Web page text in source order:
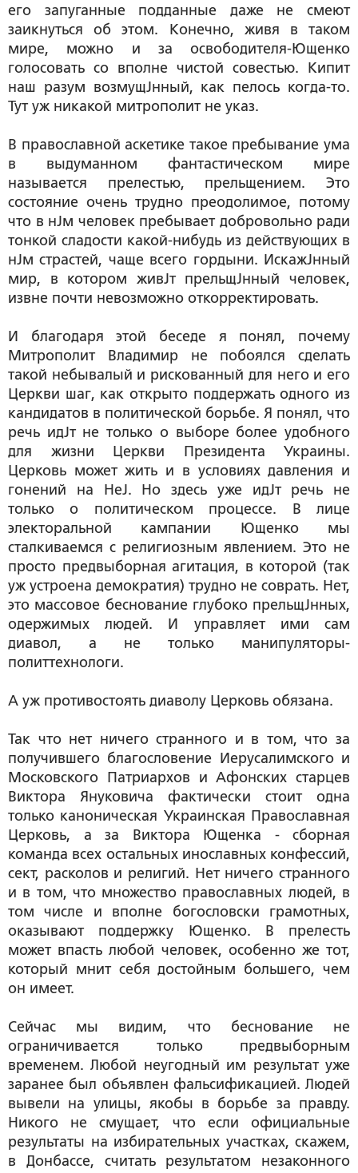
его запуганные подданные даже не смеют
заикнуться об этом. Конечно, живя в таком
мире, можно и за освободителя-Ющенко
голосовать со вполне чистой совестью. Кипит
наш разум возмущЈнный, как пелось когда-то.
Тут уж никакой митрополит не указ.
В православной аскетике такое пребывание ума
в выдуманном фантастическом мире
называется прелестью, прельщением. Это
состояние очень трудно преодолимое, потому
что в нЈм человек пребывает добровольно ради
тонкой сладости какой-нибудь из действующих в
нЈм страстей, чаще всего гордыни. ИскажЈнный
мир, в котором живЈт прельщЈнный человек,
извне почти невозможно откорректировать.
И благодаря этой беседе я понял, почему
Митрополит Владимир не побоялся сделать
такой небывалый и рискованный для него и его
Церкви шаг, как открыто поддержать одного из
кандидатов в политической борьбе. Я понял, что
речь идЈт не только о выборе более удобного
для жизни Церкви Президента Украины.
Церковь может жить и в условиях давления и
гонений на НеЈ. Но здесь уже идЈт речь не
только о политическом процессе. В лице
электоральной кампании Ющенко мы
сталкиваемся с религиозным явлением. Это не
просто предвыборная агитация, в которой (так
уж устроена демократия) трудно не соврать. Нет,
это массовое беснование глубоко прельщЈнных,
одержимых людей. И управляет ими сам
диавол, а не только манипуляторы-
политтехнологи.
А уж противостоять диаволу Церковь обязана.
Так что нет ничего странного и в том, что за
получившего благословение Иерусалимского и
Московского Патриархов и Афонских старцев
Виктора Януковича фактически стоит одна
только каноническая Украинская Православная
Церковь, а за Виктора Ющенка - сборная
команда всех остальных инославных конфессий,
сект, расколов и религий. Нет ничего странного
и в том, что множество православных людей, в
том числе и вполне богословски грамотных,
оказывают поддержку Ющенко. В прелесть
может впасть любой человек, особенно же тот,
который мнит себя достойным большего, чем
он имеет.
Сейчас мы видим, что беснование не
ограничивается только предвыборным
временем. Любой неугодный им результат уже
заранее был объявлен фальсификацией. Людей
вывели на улицы, якобы в борьбе за правду.
Никого не смущает, что если официальные
результаты на избирательных участках, скажем,
в Донбассе, считать результатом незаконного